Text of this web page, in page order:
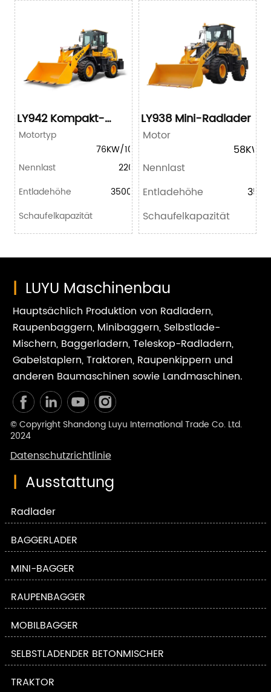
LY942 Kompakt-
Radlader
Motortyp
YN
76KW/103HP
Nennlast
2200kg
Entladehöhe
3500mm
Schaufelkapazität
1m³
LY938 Mini-Radlader
Motor
58KW/
Nennlast
Entladehöhe
Schaufelkapazität
| LUYU Maschinenbau
Hauptsächlich Produktion von Radladern,
Raupenbaggern, Minibaggern, Selbstlade-
Mischern, Baggerladern, Teleskop-Radladern,
Gabelstaplern, Traktoren, Raupenkippern und
anderen Baumaschinen sowie Landmaschinen.
© Copyright Shandong Luyu International Trade Co. Ltd.
2024
Datenschutzrichtlinie
| Ausstattung
Radlader
BAGGERLADER
MINI-BAGGER
RAUPENBAGGER
MOBILBAGGER
SELBSTLADENDER BETONMISCHER
TRAKTOR